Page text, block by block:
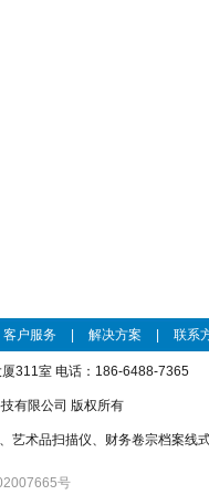
客户服务 解决方案 联系
311室 电话：186-6488-7365
有限公司 版权所有
术品扫描仪、财务卷宗档案线式
号